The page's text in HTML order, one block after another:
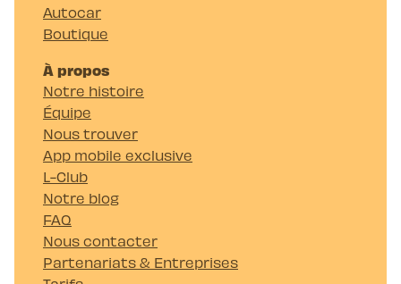
Autocar
Boutique
À propos
Notre histoire
Équipe
Nous trouver
App mobile exclusive
L-Club
Notre blog
FAQ
Nous contacter
Partenariats & Entreprises